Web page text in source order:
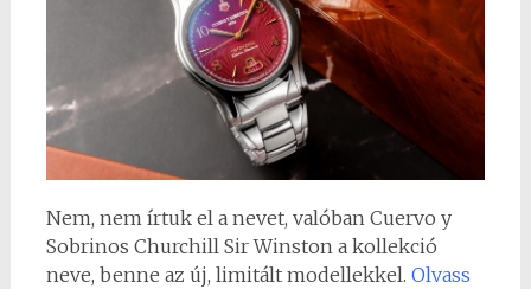
Nem, nem írtuk el a nevet, valóban Cuervo y
Sobrinos Churchill Sir Winston a kollekció
neve, benne az új, limitált modellekkel. Olvass